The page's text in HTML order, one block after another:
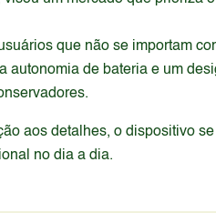
que não se importam
autonomia de bateria e um
aos detalhes, o dispositivo
no dia a dia.